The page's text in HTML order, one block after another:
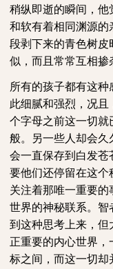
稍纵即逝的瞬间，他
和软有着相同渊源的
段剥下来的青色树皮
似，而且常常互相掺
所有的孩子都有这
此细腻和强烈，况
个字母之前这一切就
般。另一些人却会久
会一直保存到白发苍
要他们还停留在这个
关注着那唯一重要的
世界的神秘联系。智
到这种思考上来，但
正重要的内心世界，
标之间，而这一切却